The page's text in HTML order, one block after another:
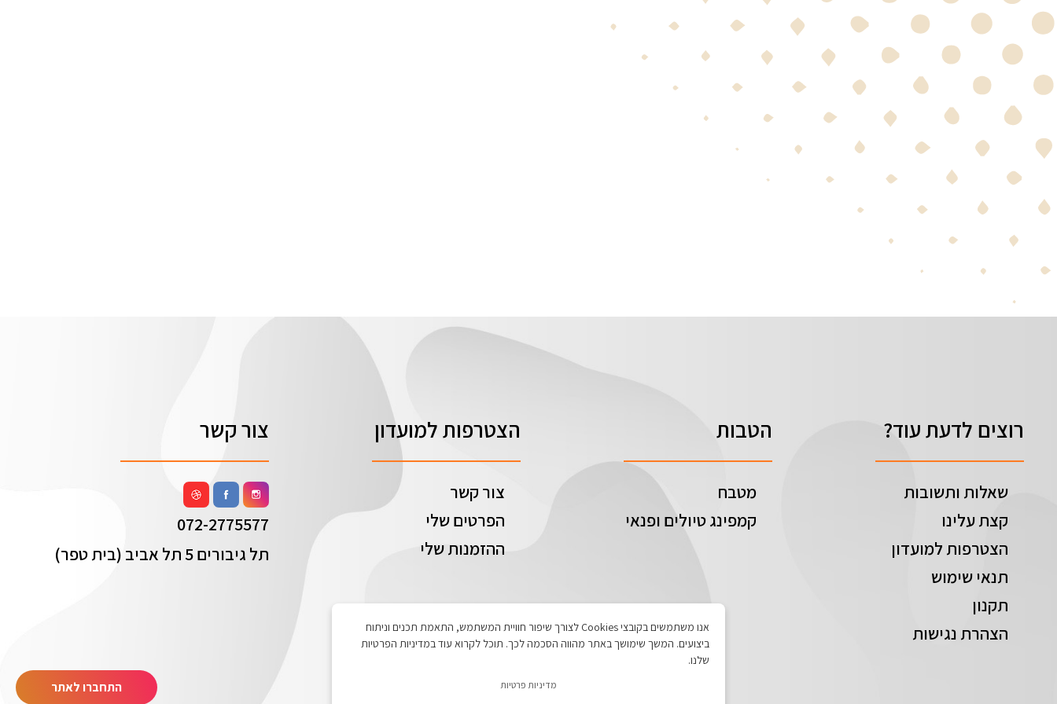
אנו משתמשים בקובצי Cookies לצורך שיפור חוויית המשתמש, התאמת תכנים וניתוח
ביצועים. המשך שימושך באתר מהווה הסכמה לכך. תוכל לקרוא עוד במדיניות הפרטיות
שלנו.
מדיניות פרטיות
רוצים לדעת עוד?
שאלות ותשובות
קצת עלינו
הצטרפות למועדון
תנאי שימוש
תקנון
הצהרת נגישות
הטבות
מטבח
קמפינג טיולים ופנאי
הצטרפות למועדון
צור קשר
הפרטים שלי
ההזמנות שלי
צור קשר
072-2775577
תל גיבורים 5 תל אביב (בית טפר)
התחברו לאתר